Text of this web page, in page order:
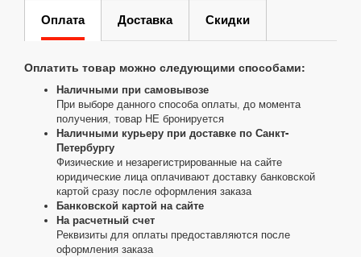
Оплата Доставка Скидки
Оплатить товар можно следующими способами:
Наличными при самовывозе
При выборе данного способа оплаты, до момента
получения, товар НЕ бронируется
Наличными курьеру при доставке по Санкт-
Петербургу
Физические и незарегистрированные на сайте
юридические лица оплачивают доставку банковской
картой сразу после оформления заказа
Банковской картой на сайте
На расчетный счет
Реквизиты для оплаты предоставляются после
оформления заказа